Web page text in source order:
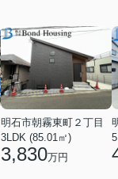
明石市朝霧東町２丁目
3LDK (85.01㎡)
3,830万円